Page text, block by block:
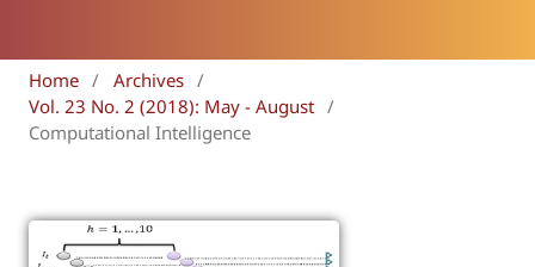
Home / Archives /
Vol. 23 No. 2 (2018): May - August /
Computational Intelligence